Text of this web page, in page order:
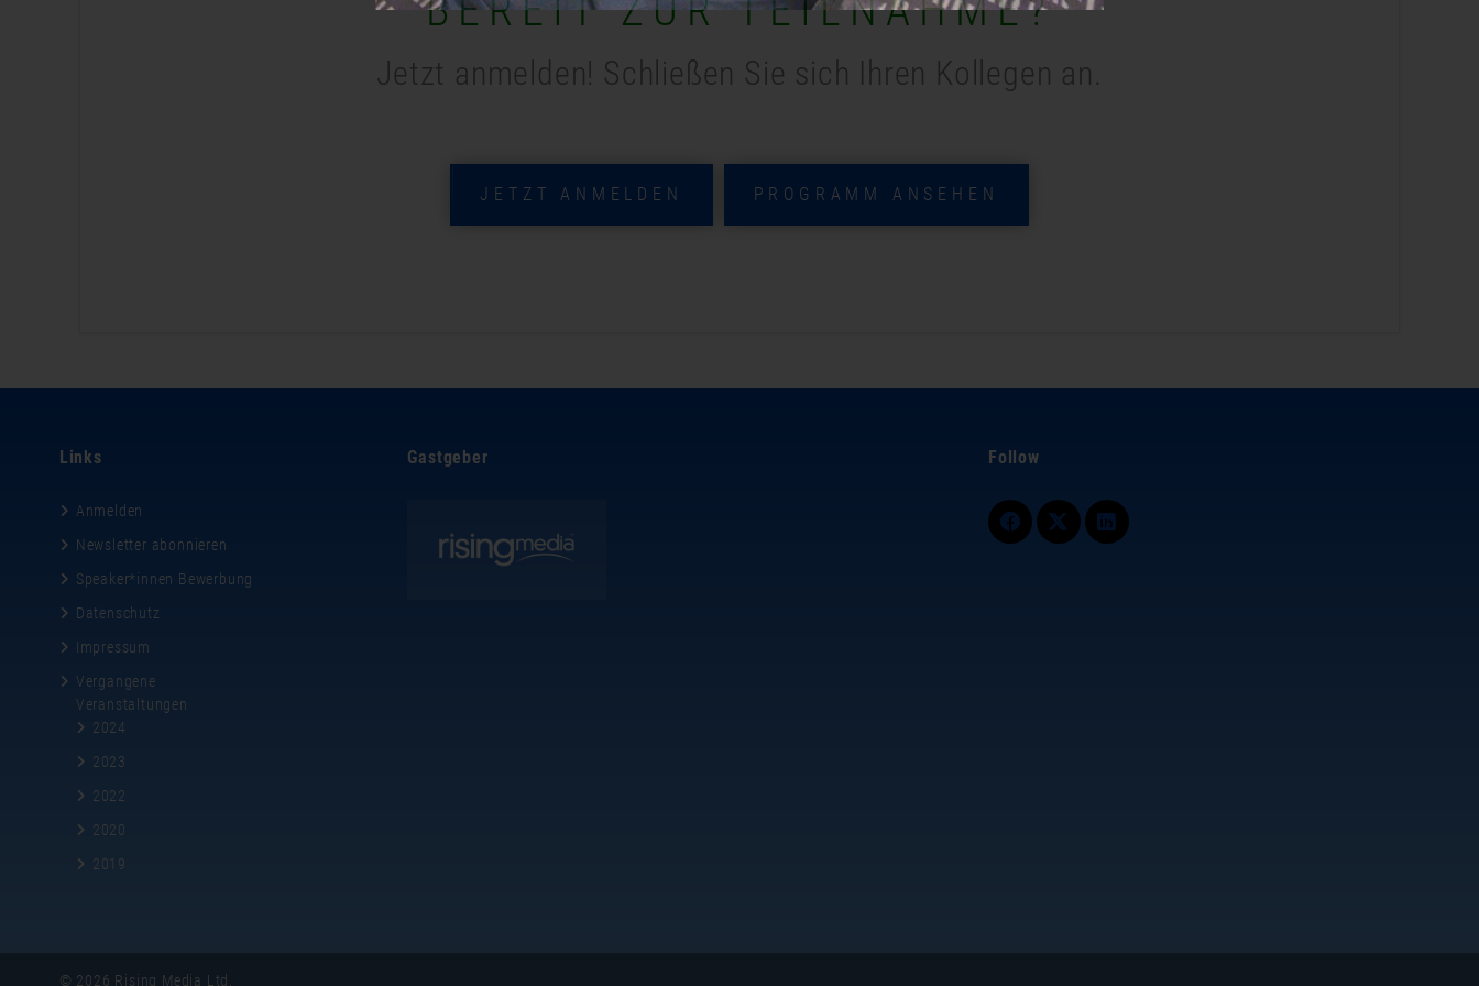
BEREIT ZUR TEILNAHME?
Jetzt anmelden! Schließen Sie sich Ihren Kollegen an.
JETZT ANMELDEN PROGRAMM ANSEHEN
Links
Anmelden
Newsletter abonnieren
Speaker*innen Bewerbung
Datenschutz
Impressum
Vergangene
Veranstaltungen
2024
2023
2022
2020
2019
Gastgeber Follow
© 2026 Rising Media Ltd.